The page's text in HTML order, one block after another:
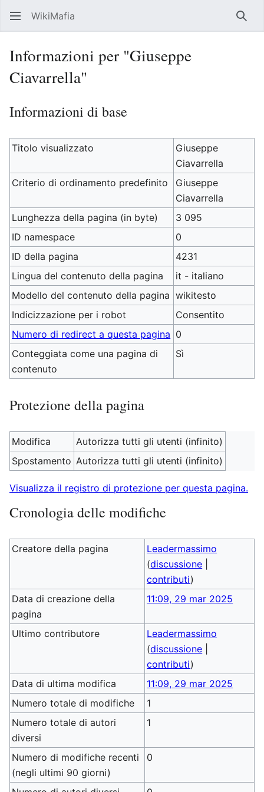
WikiMafia
Informazioni per "Giuseppe
Ciavarrella"
Informazioni di base
Titolo visualizzato
Giuseppe
Ciavarrella
Criterio di ordinamento predefinito
Giuseppe
Ciavarrella
Lunghezza della pagina (in byte)
3 095
ID namespace
0
ID della pagina
4231
Lingua del contenuto della pagina
it - italiano
Modello del contenuto della pagina wikitesto
Indicizzazione per i robot
Consentito
Numero di redirect a questa pagina 0
Conteggiata come una pagina di
contenuto
Sì
Protezione della pagina
Modifica
Autorizza tutti gli utenti (infinito)
Spostamento Autorizza tutti gli utenti (infinito)
Visualizza il registro di protezione per questa pagina.
Cronologia delle modifiche
Creatore della pagina
Leadermassimo
(discussione
contributi)
Data di creazione della
pagina
11:09, 29 mar 2025
Ultimo contributore
Leadermassimo
(discussione
contributi)
Data di ultima modifica
11:09, 29 mar 2025
Numero totale di modifiche
1
Numero totale di autori
diversi
1
Numero di modifiche recenti
(negli ultimi 90 giorni)
0